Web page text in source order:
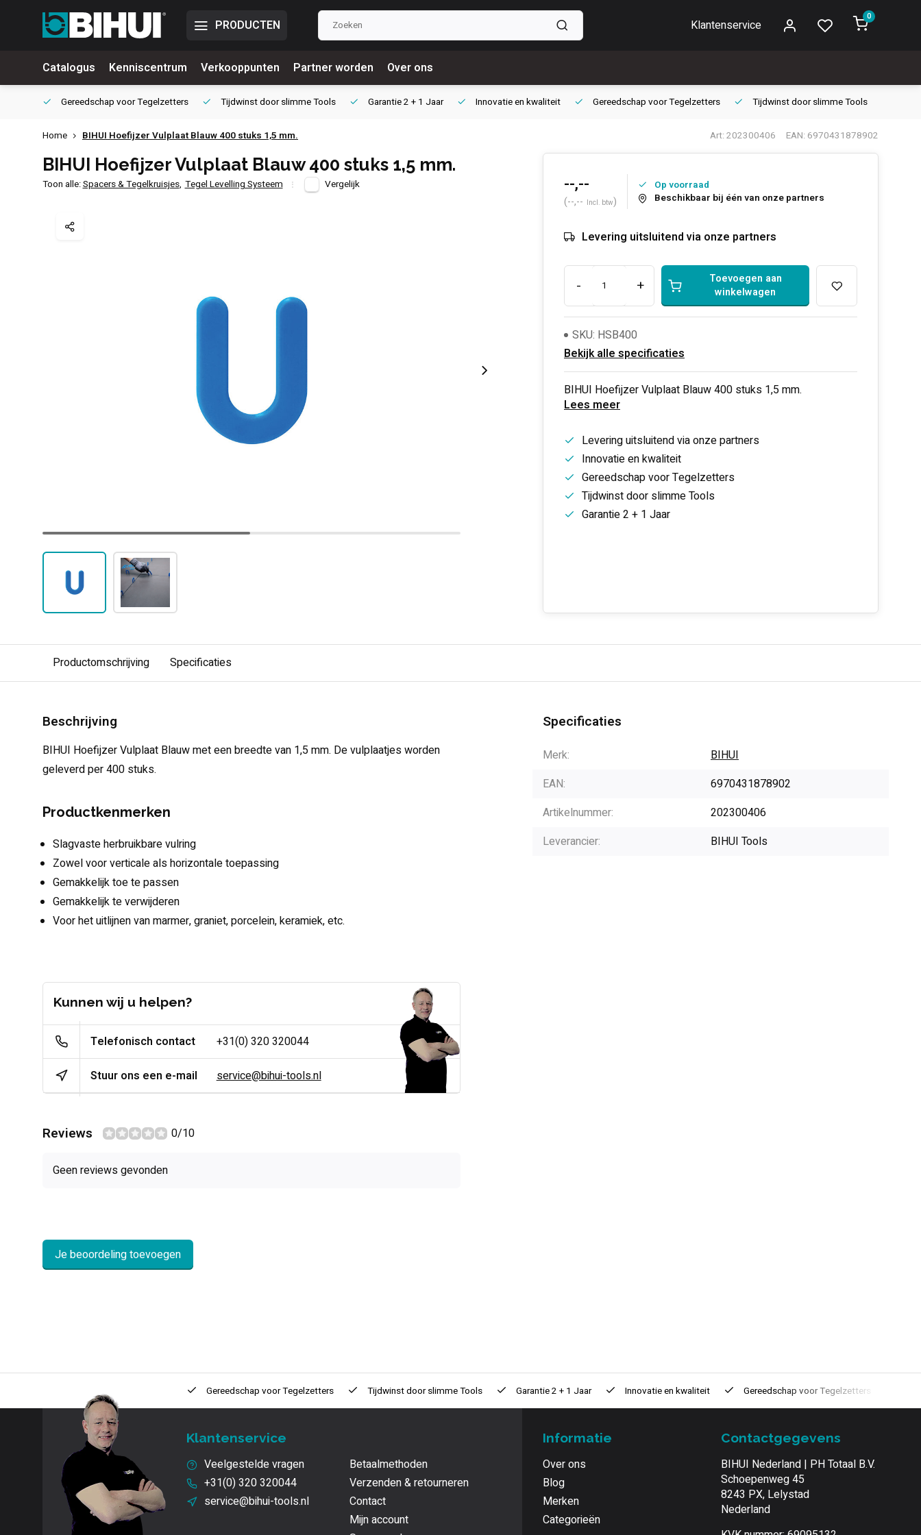
PRODUCTEN Klantenservice
0
Catalogus Kenniscentrum Verkooppunten Partner worden Over ons
Gereedschap voorTegelzetters Tijdwinst doorslimme Tools Garantie2 + 1 Jaar Innovatieen kwaliteit Gereedschap voorTegelzetters Tijdwinst doorslimme Tools
Home BIHUI Hoefijzer Vulplaat Blauw 400 stuks 1,5 mm. Art: 202300406 EAN: 6970431878902
BIHUI Hoefijzer Vulplaat Blauw 400 stuks 1,5 mm.
Toon alle:Spacers & Tegelkruisjes, Tegel Levelling Systeem Vergelijk --,--
(--,-- Incl. btw)
Op voorraad
Beschikbaar bij één van onze partners
Levering uitsluitend via onze partners
- +
Toevoegen aan
winkelwagen
SKU: HSB400
Bekijk alle specificaties
BIHUI Hoefijzer Vulplaat Blauw 400 stuks 1,5 mm.
Lees meer
Levering uitsluitend via onze partners
Innovatie en kwaliteit
Gereedschap voor Tegelzetters
Tijdwinst door slimme Tools
Garantie 2 + 1 Jaar
Productomschrijving Specificaties
Beschrijving
BIHUI Hoefijzer Vulplaat Blauw met een breedte van 1,5 mm. De vulplaatjes worden
geleverd per 400 stuks.
Productkenmerken
Slagvaste herbruikbare vulring
Zowel voor verticale als horizontale toepassing
Gemakkelijk toe te passen
Gemakkelijk te verwijderen
Voor het uitlijnen van marmer, graniet, porcelein, keramiek, etc.
Kunnen wij u helpen?
Telefonisch contact +31(0) 320 320044
Stuur ons een e-mail service@bihui-tools.nl
Reviews 0/10
Geen reviews gevonden
Je beoordeling toevoegen
Specificaties
Merk:
BIHUI
EAN:
6970431878902
Artikelnummer:
202300406
Leverancier:
BIHUI Tools
Innovatie Gereedschap voorTegelzetters Tijdwinst doorslimme Tools Garantie2 + 1 Jaar Innovatieen kwaliteit Gereedschap voorTegelzetters
Klantenservice
Veelgestelde vragen
+31(0) 320 320044
service@bihui-tools.nl
Betaalmethoden
Verzenden & retourneren
Contact
Mijn account
Informatie
Over ons
Blog
Merken
Categorieën
Contactgegevens
BIHUI Nederland | PH Totaal B.V.
Schoepenweg 45
8243 PX, Lelystad
Nederland